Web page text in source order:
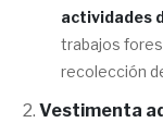
actividades
trabajos
recolección
Vestimenta